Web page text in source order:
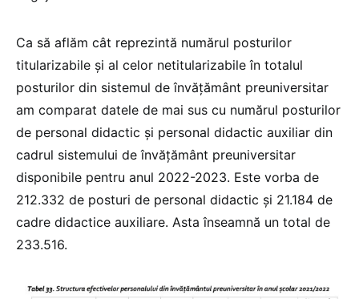
Ca să aflăm cât reprezintă numărul posturilor
titularizabile și al celor netitularizabile în totalul
posturilor din sistemul de învățământ preuniversitar
am comparat datele de mai sus cu numărul posturilor
de personal didactic și personal didactic auxiliar din
cadrul sistemului de învățământ preuniversitar
disponibile pentru anul 2022-2023. Este vorba de
212.332 de posturi de personal didactic și 21.184 de
cadre didactice auxiliare. Asta înseamnă un total de
233.516.